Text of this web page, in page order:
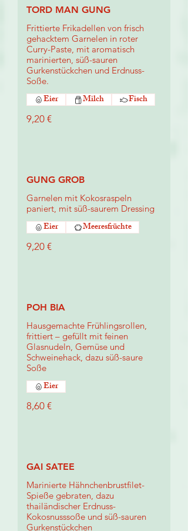
TORD MAN GUNG
Frittierte Frikadellen von frisch
gehacktem Garnelen in roter
Curry-Paste, mit aromatisch
marinierten, süß-sauren
Gurkenstückchen und Erdnuss-
Soße.
9,20 €
Eier Milch Fisch
GUNG GROB
Garnelen mit Kokosraspeln
paniert, mit süß-saurem Dressing
9,20 €
Eier Meeresfrüchte
POH BIA
Hausgemachte Frühlingsrollen,
frittiert – gefüllt mit feinen
Glasnudeln, Gemüse und
Schweinehack, dazu süß-saure
Soße
8,60 €
Eier
GAI SATEE
Marinierte Hähnchenbrustfilet-
Spieße gebraten, dazu
thailändischer Erdnuss-
Kokosnusssoße und süß-sauren
Gurkenstückchen